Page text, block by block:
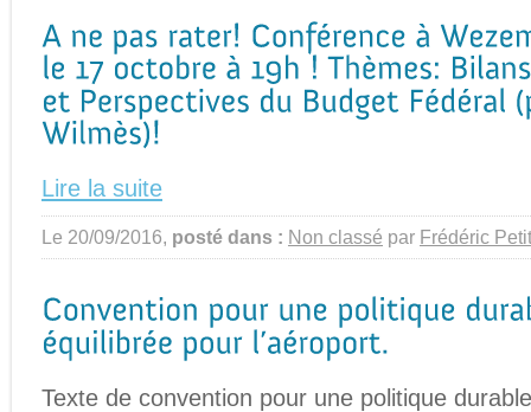
Lire la suite
Le 20/09/2016, posté dans : Non classé par Frédéric Petit
Texte de convention pour une politique